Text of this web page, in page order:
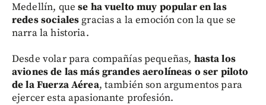
Medellín, quese ha vuelto muy popular en las
redes sociales gracias a la emoción con la que se
narra la historia.
Desde volar para compañías pequeñas, hasta los
aviones de las más grandes aerolíneas o ser piloto
de la Fuerza Aérea, también son argumentos para
ejercer esta apasionante profesión.